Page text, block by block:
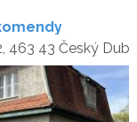
463 43 Český Dub